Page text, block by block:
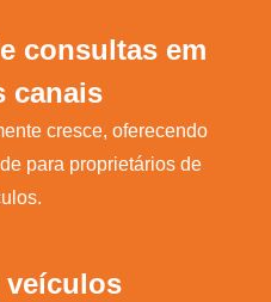
consultas em
canais
cresce, oferecendo
para proprietários de
veículos